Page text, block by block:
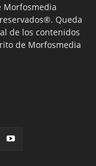
Queda
de los contenidos
de Morfosmedia